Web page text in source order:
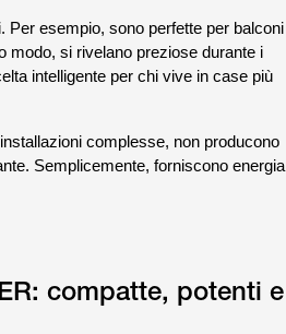
Per esempio, sono perfette per balconi
modo, si rivelano preziose durante i
intelligente per chi vive in case più
complesse, non producono
Semplicemente, forniscono energia
compatte, potenti e